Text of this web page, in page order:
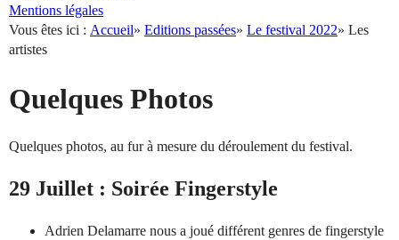
Mentions légales
Vous êtes ici : Accueil» Editions passées» Le festival 2022» Les
artistes
Quelques Photos
Quelques photos, au fur à mesure du déroulement du festival.
29 Juillet : Soirée Fingerstyle
Adrien Delamarre nous a joué différent genres de fingerstyle